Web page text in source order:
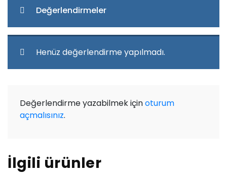
Değerlendirmeler
Henüz değerlendirme yapılmadı.
Değerlendirme yazabilmek içinoturum
açmalısınız.
İlgili ürünler